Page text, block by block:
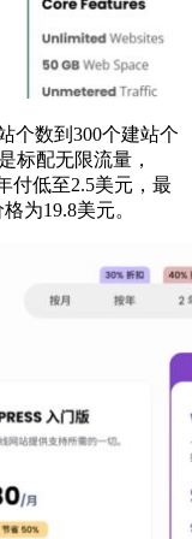
个数到300个建站个
标配无限流量，
付低至2.5美元，最
为19.8美元。